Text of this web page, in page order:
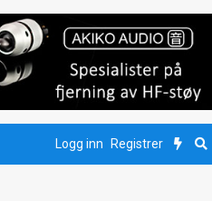
Logg inn Registrer